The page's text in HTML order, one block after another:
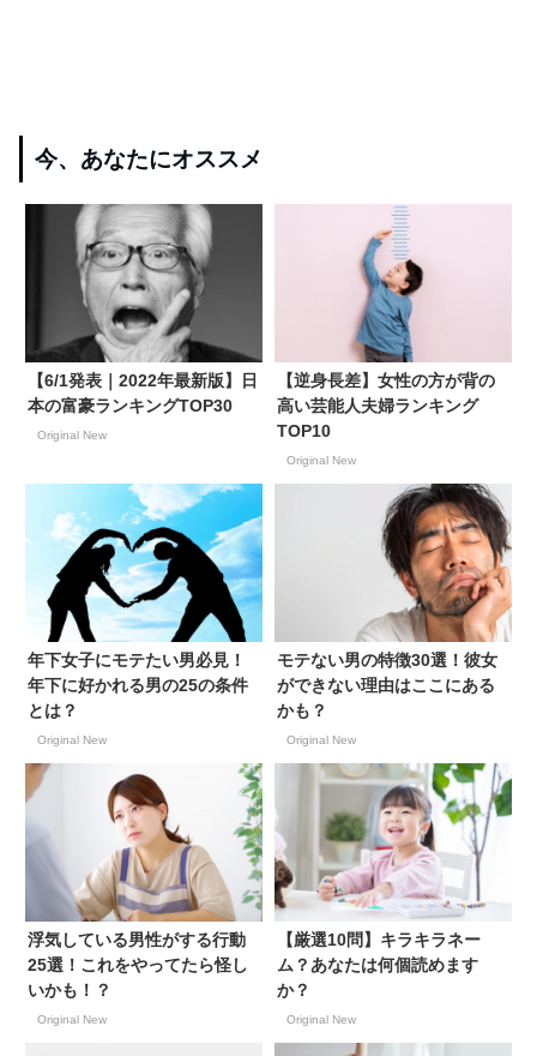
今、あなたにオススメ
【6/1発表｜2022年最新版】日
本の富豪ランキングTOP30
Original New
【逆身長差】女性の方が背の
高い芸能人夫婦ランキング
TOP10
Original New
年下女子にモテたい男必見！
年下に好かれる男の25の条件
とは？
Original New
モテない男の特徴30選！彼女
ができない理由はここにある
かも？
Original New
浮気している男性がする行動
25選！これをやってたら怪し
いかも！？
Original New
【厳選10問】キラキラネー
ム？あなたは何個読めます
か？
Original New